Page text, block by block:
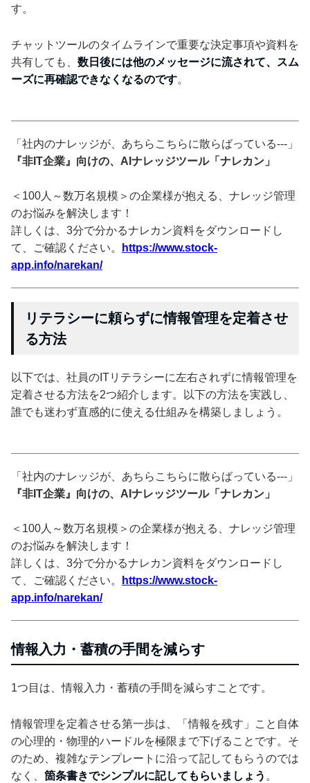
す。
チャットツールのタイムラインで重要な決定事項や資料を
共有しても、 数日後には他のメッセージに流されて、スム
ーズに再確認できなくなるのです。
「社内のナレッジが、あちらこちらに散らばっている---」
『非IT企業』向けの、AIナレッジツール「ナレカン」
＜100人～数万名規模＞の企業様が抱える、ナレッジ管理
のお悩みを解決します！
詳しくは、3分で分かるナレカン資料をダウンロードし
て、ご確認ください。
https://www.stock-
app.info/narekan/
リテラシーに頼らずに情報管理を定着させ
る方法
以下では、社員のITリテラシーに左右されずに情報管理を
定着させる方法を2つ紹介します。以下の方法を実践し、
誰でも迷わず直感的に使える仕組みを構築しましょう。
「社内のナレッジが、あちらこちらに散らばっている---」
『非IT企業』向けの、AIナレッジツール「ナレカン」
＜100人～数万名規模＞の企業様が抱える、ナレッジ管理
のお悩みを解決します！
詳しくは、3分で分かるナレカン資料をダウンロードし
て、ご確認ください。
https://www.stock-
app.info/narekan/
情報入力・蓄積の手間を減らす
1つ目は、情報入力・蓄積の手間を減らすことです。
情報管理を定着させる第一歩は、「情報を残す」こと自体
の心理的・物理的ハードルを極限まで下げることです。そ
のため、複雑なテンプレートに沿って記してもらうのでは
なく、 箇条書きでシンプルに記してもらいましょう 。